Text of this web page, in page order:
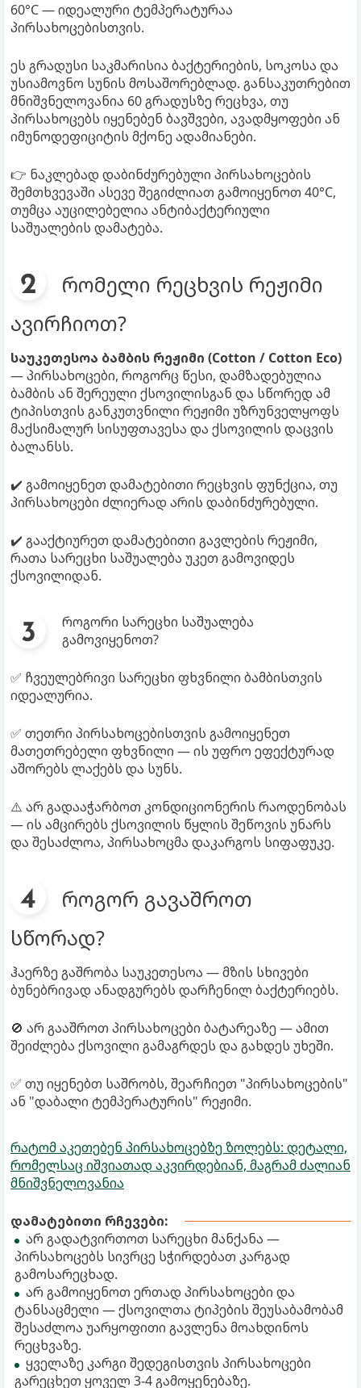
60°C — იდეალური ტემპერატურაა
პირსახოცებისთვის.
ეს გრადუსი საკმარისია ბაქტერიების, სოკოსა და
უსიამოვნო სუნის მოსაშორებლად. განსაკუთრებით
მნიშვნელოვანია 60 გრადუსზე რეცხვა, თუ
პირსახოცებს იყენებენ ბავშვები, ავადმყოფები ან
იმუნოდეფიციტის მქონე ადამიანები.
👉 ნაკლებად დაბინძურებული პირსახოცების
შემთხვევაში ასევე შეგიძლიათ გამოიყენოთ 40°C,
თუმცა აუცილებელია ანტიბაქტერიული
საშუალების დამატება.
რომელი რეცხვის რეჟიმი
ავირჩიოთ?
საუკეთესოა ბამბის რეჟიმი (Cotton / Cotton Eco)
— პირსახოცები, როგორც წესი, დამზადებულია
ბამბის ან შერეული ქსოვილისგან და სწორედ ამ
ტიპისთვის განკუთვნილი რეჟიმი უზრუნველყოფს
მაქსიმალურ სისუფთავესა და ქსოვილის დაცვის
ბალანსს.
✔️ გამოიყენეთ დამატებითი რეცხვის ფუნქცია, თუ
პირსახოცები ძლიერად არის დაბინძურებული.
✔️ გააქტიურეთ დამატებითი გავლების რეჟიმი,
რათა სარეცხი საშუალება უკეთ გამოვიდეს
ქსოვილიდან.
როგორი სარეცხი საშუალება
გამოვიყენოთ?
✅ ჩვეულებრივი სარეცხი ფხვნილი ბამბისთვის
იდეალურია.
✅ თეთრი პირსახოცებისთვის გამოიყენეთ
მათეთრებელი ფხვნილი — ის უფრო ეფექტურად
აშორებს ლაქებს და სუნს.
⚠️ არ გადააჭარბოთ კონდიციონერის რაოდენობას
— ის ამცირებს ქსოვილის წყლის შეწოვის უნარს
და შესაძლოა, პირსახოცმა დაკარგოს სიფაფუკე.
როგორ გავაშროთ
სწორად?
ჰაერზე გაშრობა საუკეთესოა — მზის სხივები
ბუნებრივად ანადგურებს დარჩენილ ბაქტერიებს.
🚫 არ გააშროთ პირსახოცები ბატარეაზე — ამით
შეიძლება ქსოვილი გამაგრდეს და გახდეს უხეში.
✅ თუ იყენებთ საშრობს, შეარჩიეთ "პირსახოცების"
ან "დაბალი ტემპერატურის" რეჟიმი.
რატომ აკეთებენ პირსახოცებზე ზოლებს: დეტალი,
რომელსაც იშვიათად აკვირდებიან, მაგრამ ძალიან
მნიშვნელოვანია
დამატებითი რჩევები:
არ გადატვირთოთ სარეცხი მანქანა —
პირსახოცებს სივრცე სჭირდებათ კარგად
გამოსარეცხად.
არ გამოიყენოთ ერთად პირსახოცები და
ტანსაცმელი — ქსოვილთა ტიპების შეუსაბამობამ
შესაძლოა უარყოფითი გავლენა მოახდინოს
რეცხვაზე.
ყველაზე კარგი შედეგისთვის პირსახოცები
გარეცხეთ ყოველ 3-4 გამოყენებაზე.